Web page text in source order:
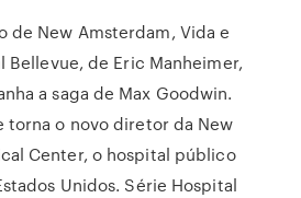
de New Amsterdam, Vida e
Bellevue, de Eric Manheimer,
a saga de Max Goodwin.
torna o novo diretor da New
Center, o hospital público
Unidos. Série Hospital